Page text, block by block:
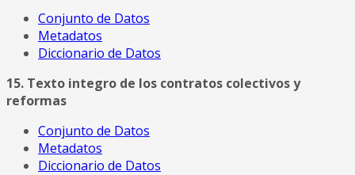
Conjunto de Datos
Metadatos
Diccionario de Datos
15. Texto integro de los contratos colectivos y
reformas
Conjunto de Datos
Metadatos
Diccionario de Datos